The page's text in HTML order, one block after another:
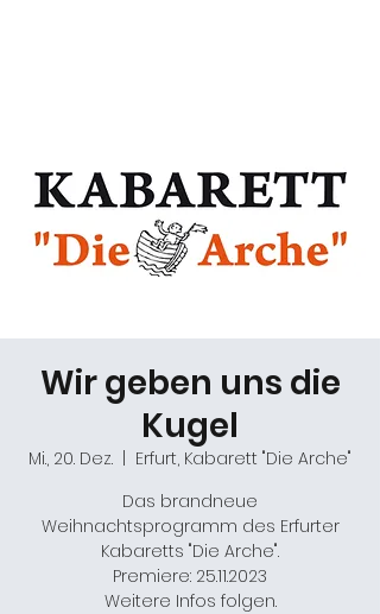
Wir geben uns die
Kugel
Mi., 20. Dez.
Erfurt, Kabarett "Die Arche"
Das brandneue
Weihnachtsprogramm des Erfurter
Kabaretts "Die Arche".
Premiere: 25.11.2023
Weitere Infos folgen.